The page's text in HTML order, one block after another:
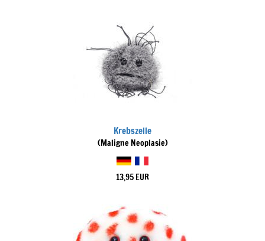
Krebszelle
(Maligne Neoplasie)
13,95 EUR